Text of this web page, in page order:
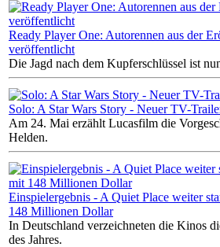
Ready Player One: Autorennen aus der
veröffentlicht
Die Jagd nach dem Kupferschlüssel ist
Solo: A Star Wars Story - Neuer TV-
Am 24. Mai erzählt Lucasfilm die
Helden.
Einspielergebnis - A Quiet Place weiter
148 Millionen Dollar
In Deutschland verzeichneten die Kinos
des Jahres.